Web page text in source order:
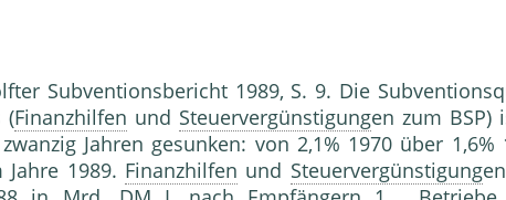
Subventionsbericht 1989, S. 9. Die
(Finanzhilfen und Steuervergünstigungen zum BSP)
Jahren gesunken: von 2,1% 1970 über 1,6%
1989. Finanzhilfen und Steuervergünstigung